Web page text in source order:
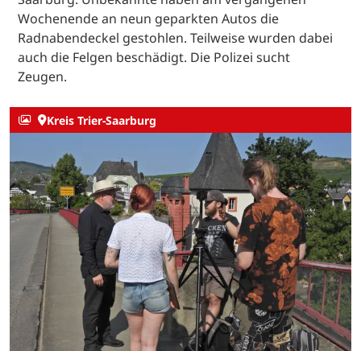
Wochenende an neun geparkten Autos die
Radnabendeckel gestohlen. Teilweise wurden dabei
auch die Felgen beschädigt. Die Polizei sucht
Zeugen.
Kreis Trier-Saarburg